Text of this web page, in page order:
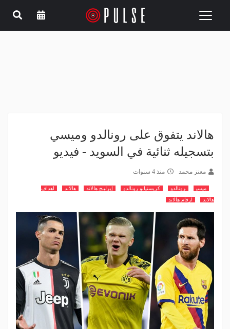
Toggle
هالاند يتفوق على رونالدو وميسي
بتسجيله ثنائية في السويد - فيديو
معتز محمد منذ 4 سنوات
ميسي رونالدو كريستيانو رونالدو إيرلينج هالاند هالاند
اهداف
هالاند
ارقام هالاند